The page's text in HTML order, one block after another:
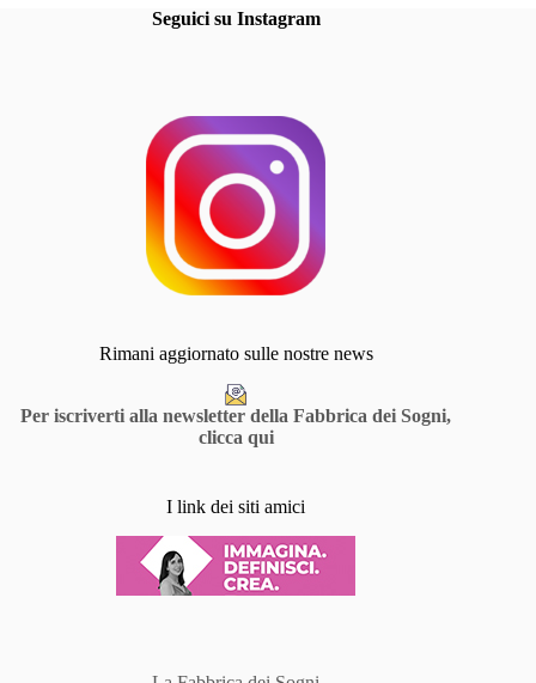
Seguici su Instagram
Rimani aggiornato sulle nostre news
Per iscriverti alla newsletter della Fabbrica dei Sogni,
clicca qui
I link dei siti amici